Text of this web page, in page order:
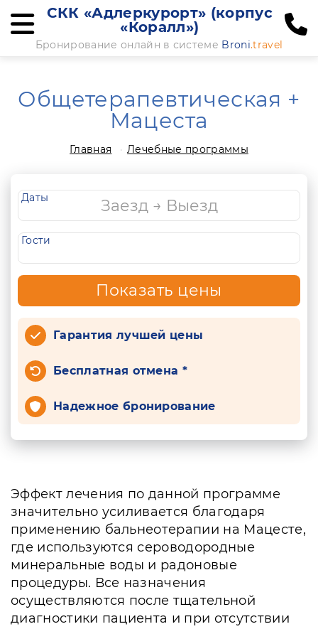
СКК «Адлеркурорт» (корпус
«Коралл»)
Бронирование онлайн в системе Broni.travel
Общетерапевтическая +
Мацеста
Главная Лечебные программы
Даты
Гости
Показать цены
Гарантия лучшей цены
Бесплатная отмена *
Надежное бронирование
Эффект лечения по данной программе
значительно усиливается благодаря
применению бальнеотерапии на Мацесте,
где используются сероводородные
минеральные воды и радоновые
процедуры. Все назначения
осуществляются после тщательной
диагностики пациента и при отсутствии